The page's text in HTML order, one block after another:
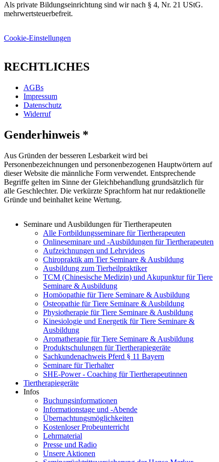
Als private Bildungseinrichtung sind wir nach § 4, Nr. 21 UStG.
mehrwertsteuerbefreit.
Cookie-Einstellungen
RECHTLICHES
AGBs
Impressum
Datenschutz
Widerruf
Genderhinweis *
Aus Gründen der besseren Lesbarkeit wird bei
Personenbezeichnungen und personenbezogenen Hauptwörtern auf
dieser Website die männliche Form verwendet. Entsprechende
Begriffe gelten im Sinne der Gleichbehandlung grundsätzlich für
alle Geschlechter. Die verkürzte Sprachform hat nur redaktionelle
Gründe und beinhaltet keine Wertung.
Seminare und Ausbildungen für Tiertherapeuten
Alle Fortbildungsseminare für Tiertherapeuten
Onlineseminare und -Ausbildungen für Tiertherapeuten
Aufzeichnungen und Lehrvideos
Chiropraktik am Tier Seminare & Ausbildung
Ausbildung zum Tierheilpraktiker
TCM (Chinesische Medizin) und Akupunktur für Tiere
Seminare & Ausbildung
Homöopathie für Tiere Seminare & Ausbildung
Osteopathie für Tiere Seminare & Ausbildung
Physiotherapie für Tiere Seminare & Ausbildung
Kinesiologie und Energetik für Tiere Seminare &
Ausbildung
Aromatherapie für Tiere Seminare & Ausbildung
Produktschulungen für Tiertherapiegeräte
Sachkundenachweis Pferd § 11 Bayern
Seminare für Tierhalter
SHE-Power - Coaching für Tiertherapeutinnen
Tiertherapiegeräte
Infos
Buchungsinformationen
Informationstage und -Abende
Übernachtungsmöglichkeiten
Kostenloser Probeunterricht
Lehrmaterial
Presse und Radio
Unsere Aktionen